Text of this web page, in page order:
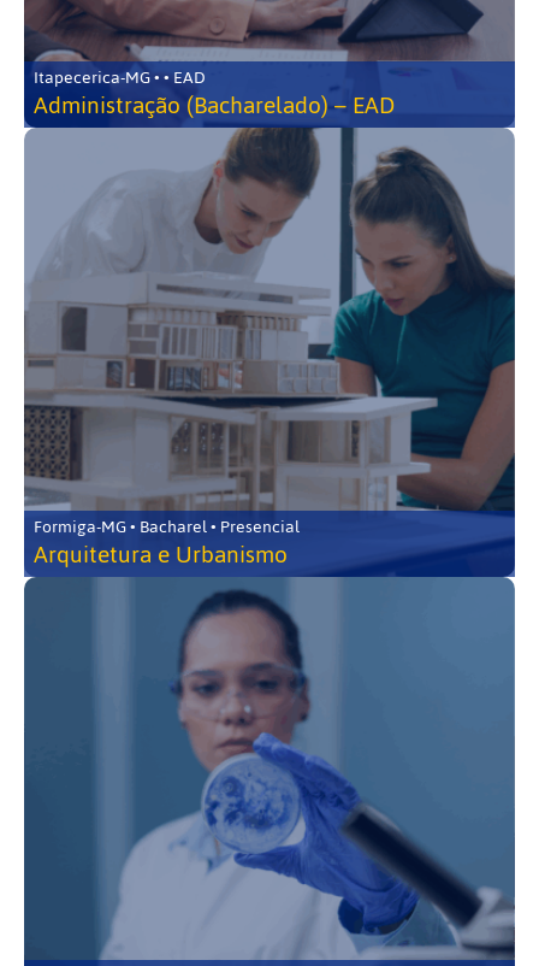
Itapecerica-MG • • EAD
Administração (Bacharelado) – EAD
Formiga-MG • Bacharel • Presencial
Arquitetura e Urbanismo